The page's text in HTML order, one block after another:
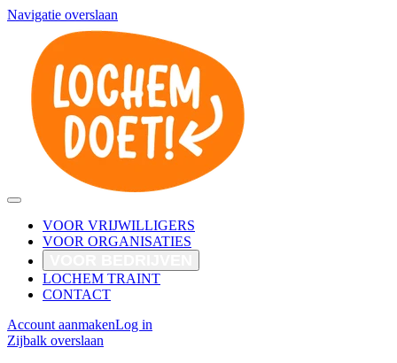
Navigatie overslaan
VOOR VRIJWILLIGERS
VOOR ORGANISATIES
LOCHEM TRAINT
CONTACT
Account aanmakenLog in
Zijbalk overslaan